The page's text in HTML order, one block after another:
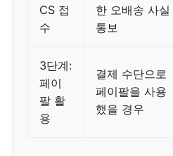
CS 접
수
한 오배송 사실
통보
3단계:
페이
팔 활
용
결제 수단으로
페이팔을 사용
했을 경우